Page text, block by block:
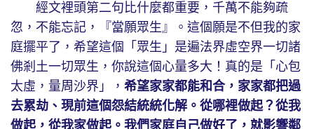
經文裡頭第二句比什麼都重要，千萬不能夠疏
忽，不能忘記，『當願眾生』。這個願是不但我的家
庭擺平了，希望這個「眾生」是遍法界虛空界一切諸
佛剎土一切眾生，你說這個心量多大！真的是「心包
太虛，量周沙界」， 希望家家都能和合，家家都把過
去累劫、現前這個怨結統統化解。從哪裡做起？從我
做起，從我家做起。我們家庭自己做好了，就影響鄰